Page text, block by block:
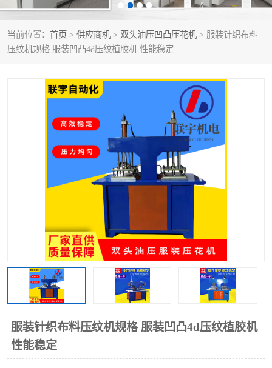
当前位置： 首页 > 供应商机 > 双头油压凹凸压花机 > 服装针织布料
压纹机规格 服装凹凸4d压纹植胶机 性能稳定
服装针织布料压纹机规格 服装凹凸4d压纹植胶机
性能稳定
超声波复合压花机 凹凸压花机压标机
3040凹凸压花机 双头服装凹凸压花机
高频压花压标机 自动超声波打片成型机
泡壳包装封口机 海绵产品成型机
其他超声波系列